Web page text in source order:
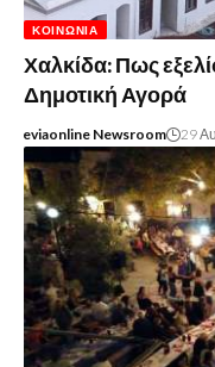
ΚΟΙΝΩΝΊΑ
Χαλκίδα: Πως
Δημοτική Αγορά
eviaonline Newsroom 29